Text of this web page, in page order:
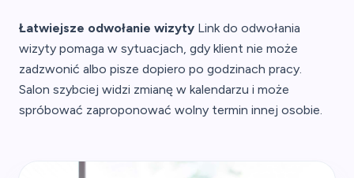
Łatwiejsze odwołanie wizyty Link do odwołania
wizyty pomaga w sytuacjach, gdy klient nie może
zadzwonić albo pisze dopiero po godzinach pracy.
Salon szybciej widzi zmianę w kalendarzu i może
spróbować zaproponować wolny termin innej osobie.